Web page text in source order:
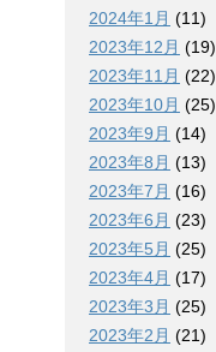
2024年1月 (11)
2023年12月 (19)
2023年11月 (22)
2023年10月 (25)
2023年9月 (14)
2023年8月 (13)
2023年7月 (16)
2023年6月 (23)
2023年5月 (25)
2023年4月 (17)
2023年3月 (25)
2023年2月 (21)